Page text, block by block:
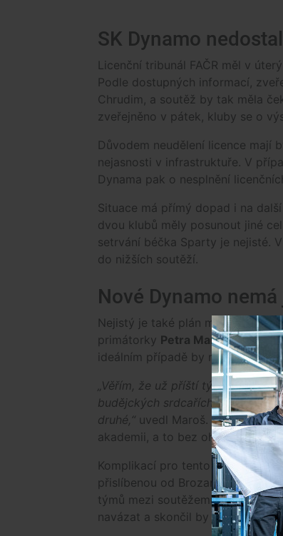
SK Dynamo
Licenční tribunál FAČR měl v
Podle dostupných informací,
Chrudim, a soutěž by tak měla
zveřejněno v pátek, kluby se o
Důvodem neudělení licence mají
nejasnosti v infrastruktuře. V
Dynama pak o nesplnění
Situace má přímý dopad i na
dvou klubů měly posunout jiné
setrvání béčka Sparty je nejisté.
do nižších soutěží.
Nové Dynamo
Nejistý je také plán města na
primátorky Petra Maroše(Naše
ideálním případě by měl
„Věřím, že už příští týden budou
budějckých srdcařích, které by
druhé,“ uvedl Maroš. Zároveň
akademii, a to bez ohledu na
Komplikací pro tento scénář je
přislíbenou od Brozan, jenže i ty
týmů mezi soutěžemi. Pokud by
navázat a skončil by tak tak